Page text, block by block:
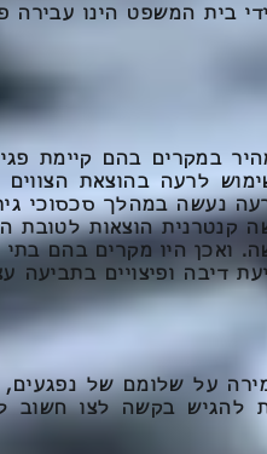
בית המשפט הינו עבירה
במקרים בהם קיימת
לרעה בהוצאת הצווים
נעשה במהלך סכסוכי
קנטרנית הוצאות לטובת
ואכן היו מקרים בהם
דיבה ופיצויים בתביעה
על שלומם של נפגעים,
להגיש בקשה לצו חשוב